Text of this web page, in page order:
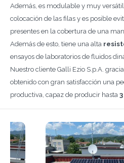
Además, es modulable y muy
colocación de las filas y es posible
presentes en la cobertura de una
Además de esto, tiene una alta
ensayos de laboratorios de fluidos
Nuestro cliente Galli Ezio S.p.A.
obtenido con gran satisfacción una
productiva, capaz de producir hasta